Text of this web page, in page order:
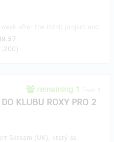
)
remaining 1 from 1
KLUBU ROXY PRO 2
Skream (UK), který se